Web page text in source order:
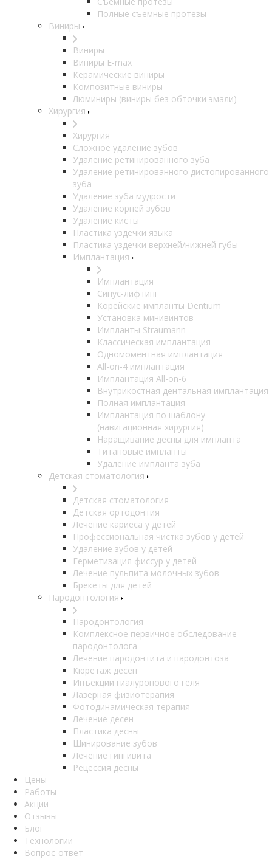
Полные съемные протезы
Виниры
Виниры
Виниры E-max
Керамические виниры
Композитные виниры
Люминиры (виниры без обточки эмали)
Хирургия
Хирургия
Сложное удаление зубов
Удаление ретинированного зуба
Удаление ретинированного дистопированного
зуба
Удаление зуба мудрости
Удаление корней зубов
Удаление кисты
Пластика уздечки языка
Пластика уздечки верхней/нижней губы
Имплантация
Имплантация
Синус-лифтинг
Корейские импланты Dentium
Установка минивинтов
Импланты Straumann
Классическая имплантация
Одномоментная имплантация
All-on-4 имплантация
Имплантация All-on-6
Внутрикостная дентальная имплантация
Полная имплантация
Имплантация по шаблону
(навигационная хирургия)
Наращивание десны для импланта
Титановые импланты
Удаление импланта зуба
Детская стоматология
Детская стоматология
Детская ортодонтия
Лечение кариеса у детей
Профессиональная чистка зубов у детей
Удаление зубов у детей
Герметизация фиссур у детей
Лечение пульпита молочных зубов
Брекеты для детей
Пародонтология
Пародонтология
Комплексное первичное обследование
пародонтолога
Лечение пародонтита и пародонтоза
Кюретаж десен
Инъекции гиалуронового геля
Лазерная физиотерапия
Фотодинамическая терапия
Лечение десен
Пластика десны
Шинирование зубов
Лечение гингивита
Рецессия десны
Цены
Работы
Акции
Отзывы
Блог
Технологии
Вопрос-ответ